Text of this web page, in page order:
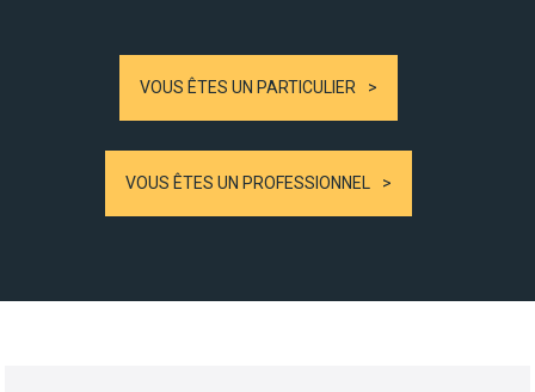
VOUS ÊTES UN PARTICULIER
VOUS ÊTES UN PROFESSIONNEL